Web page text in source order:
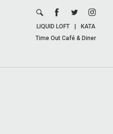
LIQUID LOFT
KATA
Time Out Café & Diner